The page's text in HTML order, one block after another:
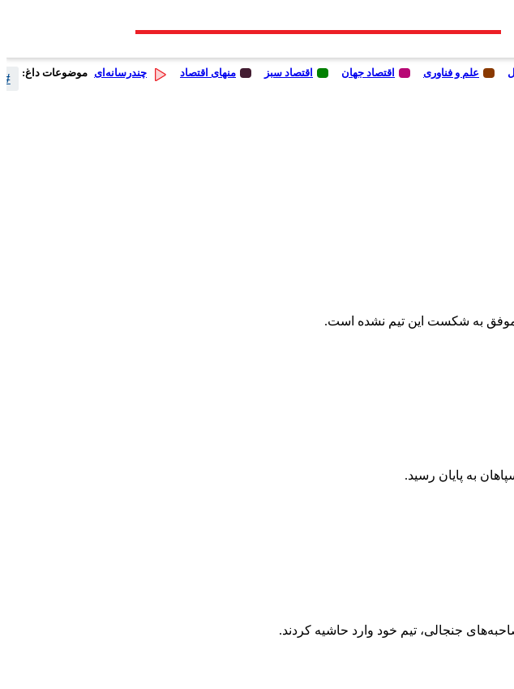
علم و فناوری اقتصاد جهان اقتصاد سبز منهای اقتصاد چندرسانه‌ای موضوعات داغ: #
موفق به شکست این تیم نشده است.
جنجالی، تیم خود وارد حاشیه کردند.